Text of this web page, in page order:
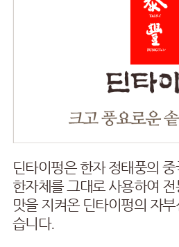
딘타이펑은 한자 정태풍의
한자체를 그대로 사용하여
맛을 지켜온 딘타이펑의 자
습니다.